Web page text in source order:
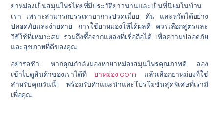
ยาหม่องเป็นสมุนไพรไทยที่มีประวัติยาวนานและเป็นที่นิยมในบ้าน
เรา เพราะสามารถบรรเทาอาการปวดเมื่อย คัน และหวัดได้อย่าง
ปลอดภัยและง่ายดาย การใช้ยาหม่องให้ได้ผลดี ควรเลือกสูตรและ
วิธีใช้ที่เหมาะสม รวมถึงซื้อจากแหล่งที่เชื่อถือได้ เพื่อความปลอดภัย
และสุขภาพที่ดีของคุณ
อย่ารอช้า! หากคุณกำลังมองหายาหม่องสมุนไพรคุณภาพดี ลอง
เข้าไปดูสินค้าของเราได้ที่ ยาหม่อง.com แล้วเลือกยาหม่องที่ใช่
สำหรับคุณวันนี้! พร้อมรับคำแนะนำและโปรโมชั่นสุดพิเศษที่เรามี
เพื่อคุณ